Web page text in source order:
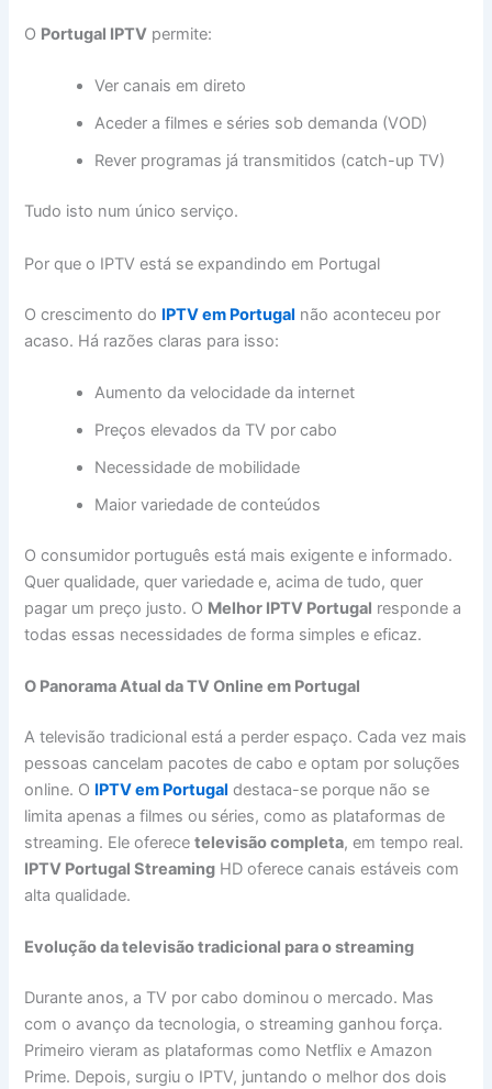
O Portugal IPTV permite:
Ver canais em direto
Aceder a filmes e séries sob demanda (VOD)
Rever programas já transmitidos (catch-up TV)
Tudo isto num único serviço.
Por que o IPTV está se expandindo em Portugal
O crescimento do IPTV em Portugal não aconteceu por
acaso. Há razões claras para isso:
Aumento da velocidade da internet
Preços elevados da TV por cabo
Necessidade de mobilidade
Maior variedade de conteúdos
O consumidor português está mais exigente e informado.
Quer qualidade, quer variedade e, acima de tudo, quer
pagar um preço justo. O Melhor IPTV Portugal responde a
todas essas necessidades de forma simples e eficaz.
O Panorama Atual da TV Online em Portugal
A televisão tradicional está a perder espaço. Cada vez mais
pessoas cancelam pacotes de cabo e optam por soluções
online. O IPTV em Portugal destaca-se porque não se
limita apenas a filmes ou séries, como as plataformas de
streaming. Ele oferecetelevisão completa, em tempo real.
IPTV Portugal Streaming HD oferece canais estáveis com
alta qualidade.
Evolução da televisão tradicional para o streaming
Durante anos, a TV por cabo dominou o mercado. Mas
com o avanço da tecnologia, o streaming ganhou força.
Primeiro vieram as plataformas como Netflix e Amazon
Prime. Depois, surgiu o IPTV, juntando o melhor dos dois